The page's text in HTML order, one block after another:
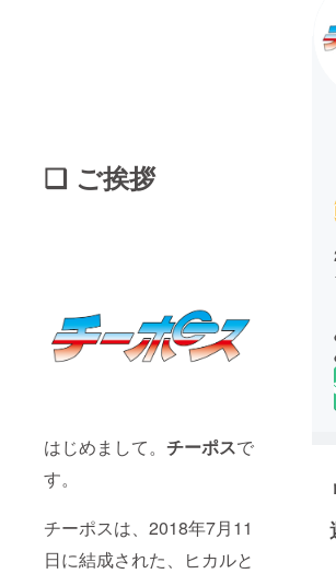
❑ ご挨拶
はじめまして。 チーポスで
す。
チーポスは、2018年7月11
日に結成された、ヒカルと